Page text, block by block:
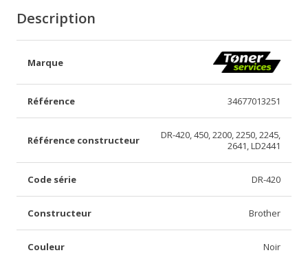
Description
Marque
Référence 34677013251
Référence constructeur
DR-420, 450, 2200, 2250, 2245,
2641, LD2441
Code série DR-420
Constructeur Brother
Couleur Noir